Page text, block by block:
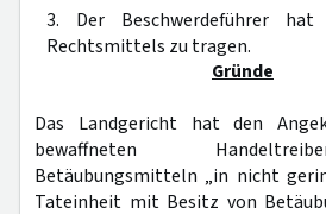
3. Der Beschwerdeführer
Rechtsmittels zu tragen.
Gründe
Das Landgericht hat den
bewaffneten
Betäubungsmitteln „in nicht
Tateinheit mit Besitz von